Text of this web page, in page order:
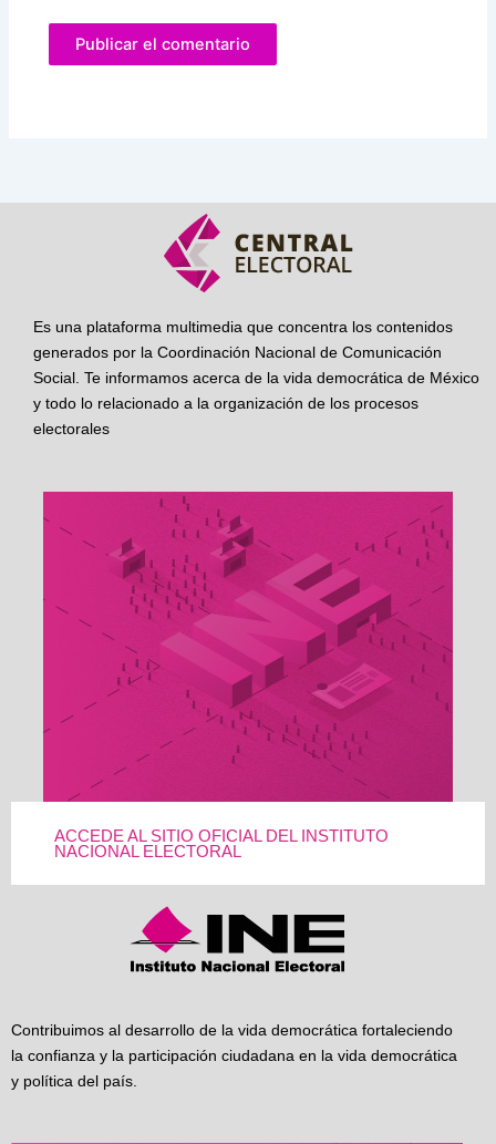
Es una plataforma multimedia que concentra los contenidos
generados por la Coordinación Nacional de Comunicación
Social. Te informamos acerca de la vida democrática de México
y todo lo relacionado a la organización de los procesos
electorales
ACCEDE AL SITIO OFICIAL DEL INSTITUTO
NACIONAL ELECTORAL
Contribuimos al desarrollo de la vida democrática fortaleciendo
la confianza y la participación ciudadana en la vida democrática
y política del país.